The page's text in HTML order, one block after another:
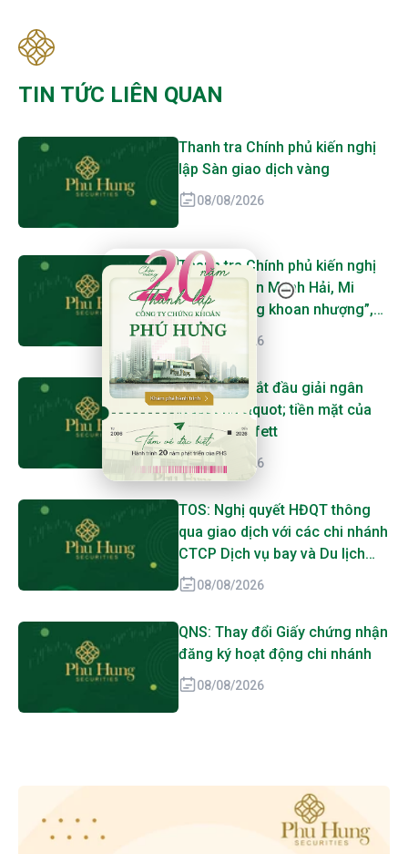
TIN TỨC LIÊN QUAN
Thanh tra Chính phủ kiến nghị
lập Sàn giao dịch vàng
08/08/2026
Thanh tra Chính phủ kiến nghị
xử lý Bảo Tín Mạnh Hải, Mi
Hồng “không khoan nhượng”,
SJC, PNJ, DOJI cũng bị gọi tên
08/08/2026
Greg Abel bắt đầu giải ngân
&quot;núi&quot; tiền mặt của
Warren Buffett
08/08/2026
TOS: Nghị quyết HĐQT thông
qua giao dịch với các chi nhánh
CTCP Dịch vụ bay và Du lịch
biển Tân Cảng
08/08/2026
QNS: Thay đổi Giấy chứng nhận
đăng ký hoạt động chi nhánh
08/08/2026
20 Năm Thành Lập - Công Ty Chứng Khoán Phú